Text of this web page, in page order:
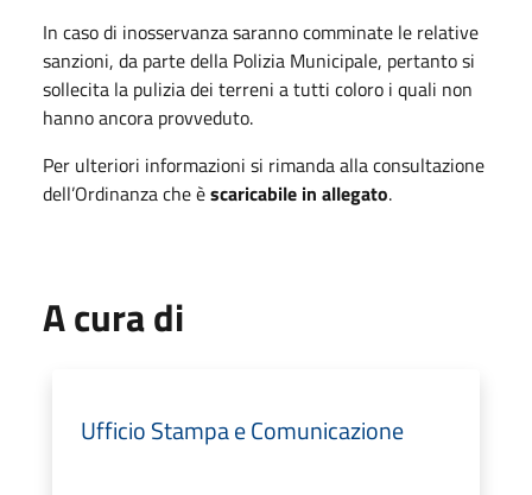
In caso di inosservanza saranno comminate le relative
sanzioni, da parte della Polizia Municipale, pertanto si
sollecita la pulizia dei terreni a tutti coloro i quali non
hanno ancora provveduto.
Per ulteriori informazioni si rimanda alla consultazione
dell’Ordinanza che èscaricabile in allegato.
A cura di
Ufficio Stampa e Comunicazione